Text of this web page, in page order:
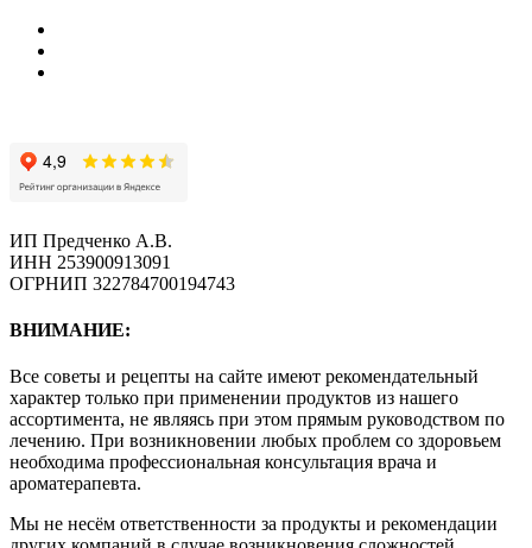
ИП Предченко А.В.
ИНН 253900913091
ОГРНИП 322784700194743
ВНИМАНИЕ:
Все советы и рецепты на сайте имеют рекомендательный
характер только при применении продуктов из нашего
ассортимента, не являясь при этом прямым руководством по
лечению. При возникновении любых проблем со здоровьем
необходима профессиональная консультация врача и
ароматерапевта.
Мы не несём ответственности за продукты и рекомендации